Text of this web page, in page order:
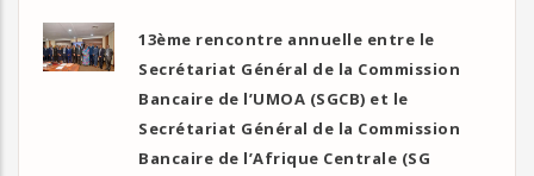
13ème rencontre annuelle entre le
Secrétariat Général de la Commission
Bancaire de l’UMOA (SGCB) et le
Secrétariat Général de la Commission
Bancaire de l’Afrique Centrale (SG